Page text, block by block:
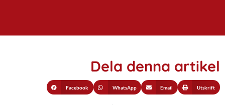
Dela denna artikel
Facebook WhatsApp Email Utskrift